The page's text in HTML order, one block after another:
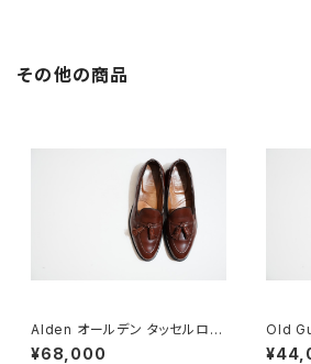
その他の商品
Alden オールデン タッセルロー
ファー #560 8 D
¥68,000
Old
ァー